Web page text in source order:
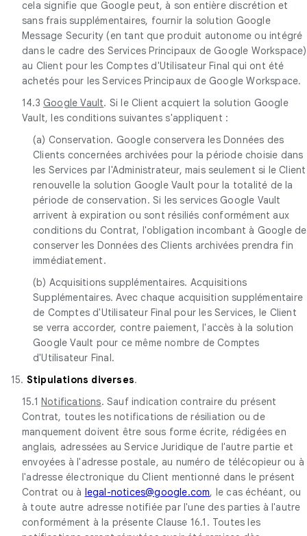
cela signifie que Google peut, à son entière discrétion et
sans frais supplémentaires, fournir la solution Google
Message Security (en tant que produit autonome ou intégré
dans le cadre des Services Principaux de Google Workspace)
au Client pour les Comptes d'Utilisateur Final qui ont été
achetés pour les Services Principaux de Google Workspace.
14.3 Google Vault. Si le Client acquiert la solution Google
Vault, les conditions suivantes s'appliquent :
(a) Conservation. Google conservera les Données des
Clients concernées archivées pour la période choisie dans
les Services par l'Administrateur, mais seulement si le Client
renouvelle la solution Google Vault pour la totalité de la
période de conservation. Si les services Google Vault
arrivent à expiration ou sont résiliés conformément aux
conditions du Contrat, l'obligation incombant à Google de
conserver les Données des Clients archivées prendra fin
immédiatement.
(b) Acquisitions supplémentaires. Acquisitions
Supplémentaires. Avec chaque acquisition supplémentaire
de Comptes d'Utilisateur Final pour les Services, le Client
se verra accorder, contre paiement, l'accès à la solution
Google Vault pour ce même nombre de Comptes
d'Utilisateur Final.
15. Stipulations diverses.
15.1 Notifications. Sauf indication contraire du présent
Contrat, toutes les notifications de résiliation ou de
manquement doivent être sous forme écrite, rédigées en
anglais, adressées au Service Juridique de l'autre partie et
envoyées à l'adresse postale, au numéro de télécopieur ou à
l'adresse électronique du Client mentionné dans le présent
Contrat ou à legal-notices@google.com, le cas échéant, ou
à toute autre adresse notifiée par l'une des parties à l'autre
conformément à la présente Clause 16.1. Toutes les